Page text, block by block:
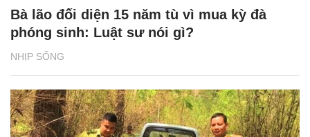
NHỊP SỐNG
Bà lão đối diện 15 năm tù vì mua kỳ đà
phóng sinh: Luật sư nói gì?